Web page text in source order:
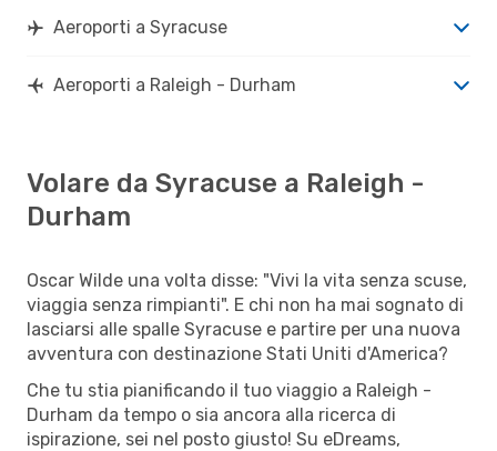
Aeroporti a Syracuse
Aeroporti a Raleigh - Durham
Volare da Syracuse a Raleigh -
Durham
Oscar Wilde una volta disse: "Vivi la vita senza scuse,
viaggia senza rimpianti". E chi non ha mai sognato di
lasciarsi alle spalle Syracuse e partire per una nuova
avventura con destinazione Stati Uniti d'America?
Che tu stia pianificando il tuo viaggio a Raleigh -
Durham da tempo o sia ancora alla ricerca di
ispirazione, sei nel posto giusto! Su eDreams,